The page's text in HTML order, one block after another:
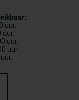
uur.
uur.
uur.
uur.